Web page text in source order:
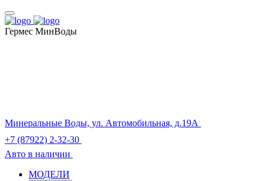
Гермес МинВоды
Минеральные Воды, ул. Автомобильная, д.19А
+7 (87922) 2-32-30
Авто в наличии
МОДЕЛИ